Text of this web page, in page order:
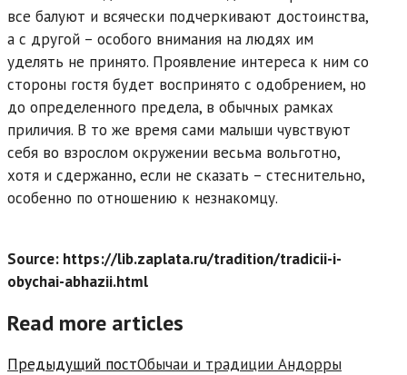
все балуют и всячески подчеркивают достоинства,
а с другой – особого внимания на людях им
уделять не принято. Проявление интереса к ним со
стороны гостя будет воспринято с одобрением, но
до определенного предела, в обычных рамках
приличия. В то же время сами малыши чувствуют
себя во взрослом окружении весьма вольготно,
хотя и сдержанно, если не сказать – стеснительно,
особенно по отношению к незнакомцу.
Source: https://lib.zaplata.ru/tradition/tradicii-i-
obychai-abhazii.html
Read more articles
Предыдущий постОбычаи и традиции Андорры